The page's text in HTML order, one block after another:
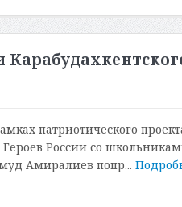
патриотического
Героев России со
Амиралиев попр...